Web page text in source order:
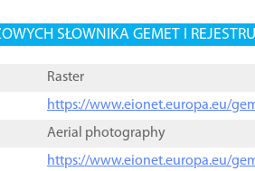
SŁOWNIKA GEMET I
Raster
https://www.eionet.europa.eu/
Aerial photography
https://www.eionet.europa.eu/